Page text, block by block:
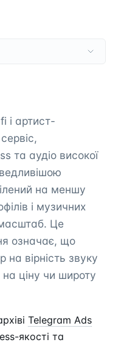
і артист-
та аудіо високої
на меншу
і музичних
Це
означає, що
вірність звуку
на ціну чи широту
Telegram Ads
якості та